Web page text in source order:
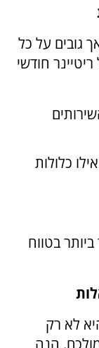
גובים על כל
חודשי
כלולות
בטווח
לא רק
הנה